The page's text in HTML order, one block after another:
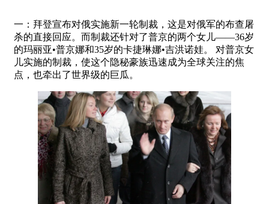
一：拜登宣布对俄实施新一轮制裁，这是对俄军的布查屠
杀的直接回应。而制裁还针对了普京的两个女儿——36岁
的玛丽亚•普京娜和35岁的卡捷琳娜•吉洪诺娃。 对普京女
儿实施的制裁，使这个隐秘豪族迅速成为全球关注的焦
点，也牵出了世界级的巨瓜。